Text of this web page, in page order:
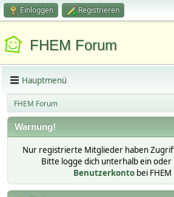
Einloggen Registrieren
FHEM Forum
Hauptmenü
FHEM Forum
Warnung!
Nur registrierte Mitglieder haben
Bitte logge dich unterhalb ein oder
Benutzerkonto bei